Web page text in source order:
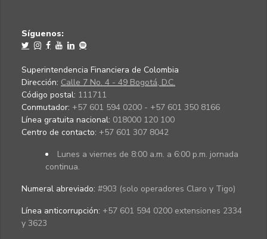
Síguenos:
Superintendencia Financiera de Colombia
Dirección: Calle 7 No. 4 - 49 Bogotá, D.C.
Código postal: 111711
Conmutador: +57 601 594 0200 - +57 601 350 8166
Línea gratuita nacional: 018000 120 100
Centro de contacto: +57 601 307 8042
Lunes a viernes de 8:00 a.m. a 6:00 p.m. jornada
continua.
Numeral abreviado: #903 (solo operadores Claro y Tigo)
Línea anticorrupción: +57 601 594 0200 extensiones 2334
y 3623